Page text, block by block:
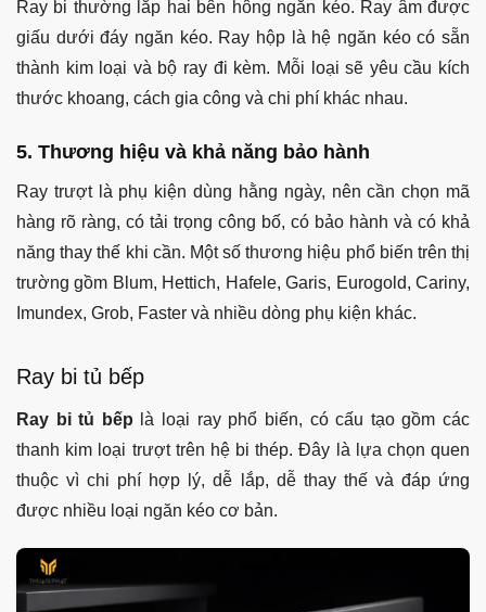
Ray bi thường lắp hai bên hông ngăn kéo. Ray âm được
giấu dưới đáy ngăn kéo. Ray hộp là hệ ngăn kéo có sẵn
thành kim loại và bộ ray đi kèm. Mỗi loại sẽ yêu cầu kích
thước khoang, cách gia công và chi phí khác nhau.
5. Thương hiệu và khả năng bảo hành
Ray trượt là phụ kiện dùng hằng ngày, nên cần chọn mã
hàng rõ ràng, có tải trọng công bố, có bảo hành và có khả
năng thay thế khi cần. Một số thương hiệu phổ biến trên thị
trường gồm Blum, Hettich, Hafele, Garis, Eurogold, Cariny,
Imundex, Grob, Faster và nhiều dòng phụ kiện khác.
Ray bi tủ bếp
Ray bi tủ bếp là loại ray phổ biến, có cấu tạo gồm các
thanh kim loại trượt trên hệ bi thép. Đây là lựa chọn quen
thuộc vì chi phí hợp lý, dễ lắp, dễ thay thế và đáp ứng
được nhiều loại ngăn kéo cơ bản.